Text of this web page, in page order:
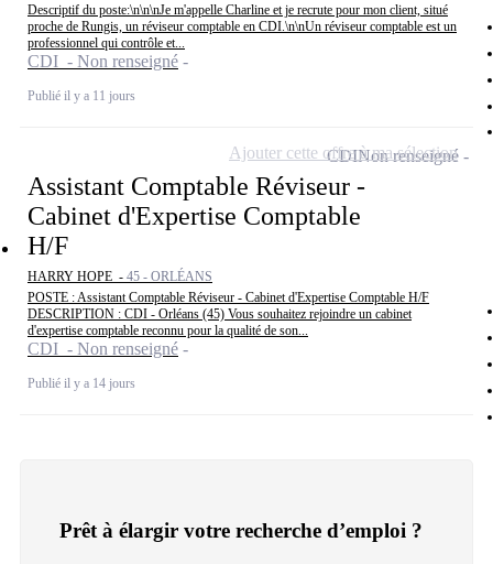
Descriptif du poste:\n\n\nJe m'appelle Charline et je recrute pour mon client, situé
proche de Rungis, un réviseur comptable en CDI.\n\nUn réviseur comptable est un
professionnel qui contrôle et...
CDI - Non renseigné
Publié il y a 11 jours
Assistant Comptable Réviseur -
Cabinet d'Expertise Comptable
H/F
HARRY HOPE - 45 - ORLÉANS
POSTE : Assistant Comptable Réviseur - Cabinet d'Expertise Comptable H/F
DESCRIPTION : CDI - Orléans (45) Vous souhaitez rejoindre un cabinet
d'expertise comptable reconnu pour la qualité de son...
CDI - Non renseigné
Publié il y a 14 jours
CDINon renseigné
Ajouter cette offre à ma sélection
Prêt à élargir votre recherche d’emploi ?